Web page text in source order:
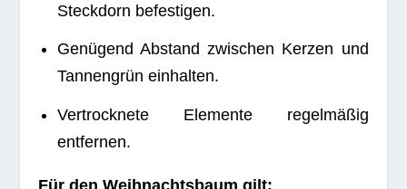
Steck­dorn befestigen.
Genü­gend Abstand zwi­schen Ker­zen und
Tan­nen­grün einhalten.
Ver­trock­nete Ele­mente regel­mä­ßig
entfernen.
Für den Weih­nachts­baum gilt: